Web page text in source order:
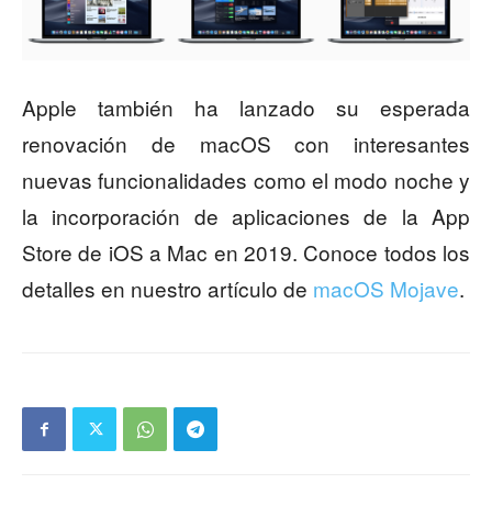
Apple también ha lanzado su esperada
renovación de macOS con interesantes
nuevas funcionalidades como el modo noche y
la incorporación de aplicaciones de la App
Store de iOS a Mac en 2019. Conoce todos los
detalles en nuestro artículo de macOS Mojave.